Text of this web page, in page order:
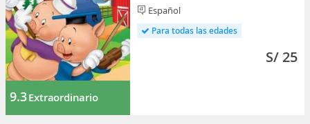
9.3Extraordinario
Español
Para todas las edades
S/ 25